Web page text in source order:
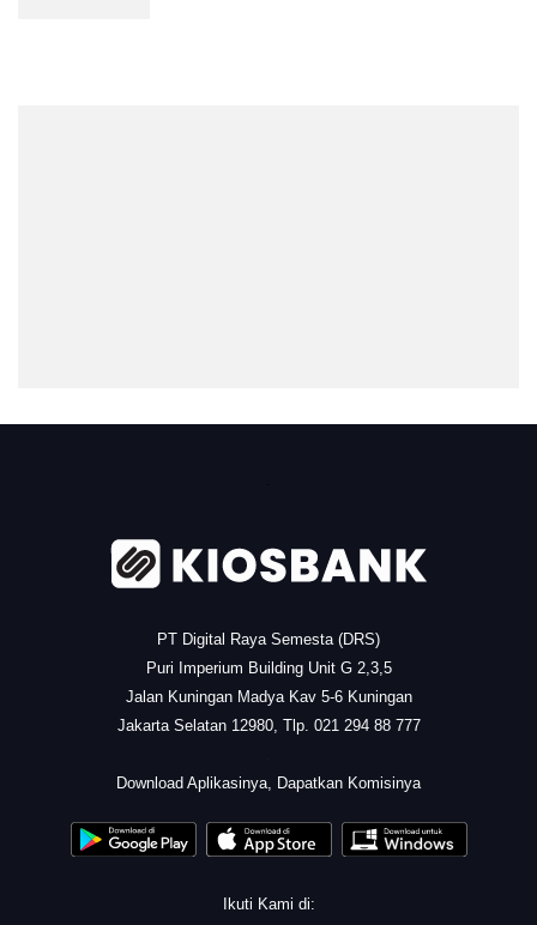
PT Digital Raya Semesta (DRS)
Puri Imperium Building Unit G 2,3,5
Jalan Kuningan Madya Kav 5-6 Kuningan
Jakarta Selatan 12980, Tlp. 021 294 88 777
Download Aplikasinya, Dapatkan Komisinya
Ikuti Kami di: